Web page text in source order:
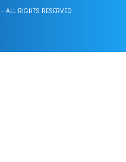
RIGHTS RESERVED